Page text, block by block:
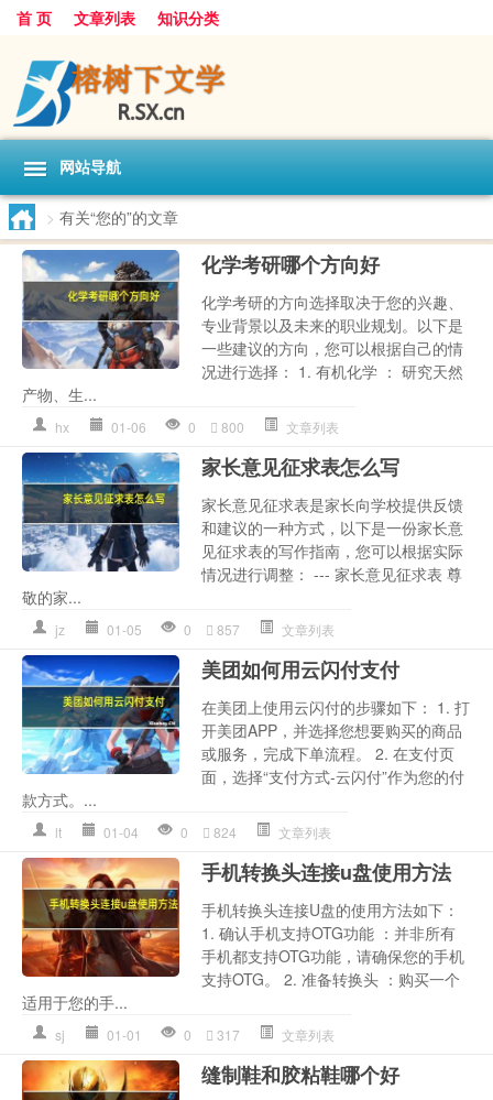
首 页 文章列表 知识分类
网站导航
> 有关“您的”的文章
化学考研哪个方向好
化学考研的方向选择取决于您的兴趣、
专业背景以及未来的职业规划。以下是
一些建议的方向，您可以根据自己的情
况进行选择： 1. 有机化学 ： 研究天然
产物、生...
hx 01-06 0 800 文章列表
家长意见征求表怎么写
家长意见征求表是家长向学校提供反馈
和建议的一种方式，以下是一份家长意
见征求表的写作指南，您可以根据实际
情况进行调整： --- 家长意见征求表 尊
敬的家...
jz 01-05 0 857 文章列表
美团如何用云闪付支付
在美团上使用云闪付的步骤如下： 1. 打
开美团APP，并选择您想要购买的商品
或服务，完成下单流程。 2. 在支付页
面，选择“支付方式-云闪付”作为您的付
款方式。...
lt 01-04 0 824 文章列表
手机转换头连接u盘使用方法
手机转换头连接U盘的使用方法如下：
1. 确认手机支持OTG功能 ：并非所有
手机都支持OTG功能，请确保您的手机
支持OTG。 2. 准备转换头 ：购买一个
适用于您的手...
sj 01-01 0 317 文章列表
缝制鞋和胶粘鞋哪个好